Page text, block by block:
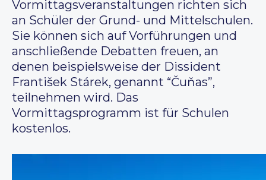
Vormittagsveranstaltungen richten sich
an Schüler der Grund- und Mittelschulen.
Sie können sich auf Vorführungen und
anschließende Debatten freuen, an
denen beispielsweise der Dissident
František Stárek, genannt “Čuňas”,
teilnehmen wird. Das
Vormittagsprogramm ist für Schulen
kostenlos.